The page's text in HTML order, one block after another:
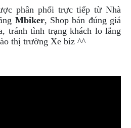
phân phối trực tiếp từ Nhà
Mbiker, Shop bán đúng giá
tránh tình trạng khách lo lắng
thị trường Xe biz ^^